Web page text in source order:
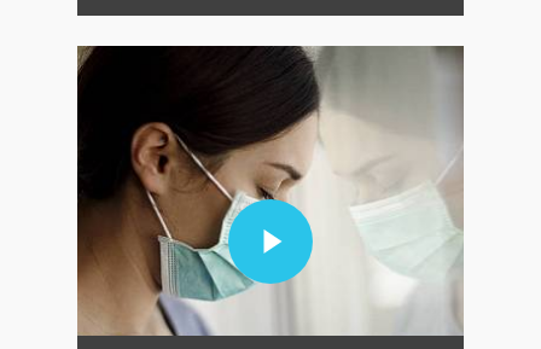
Play Video